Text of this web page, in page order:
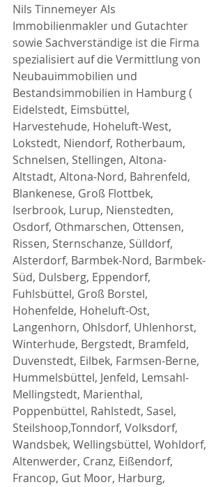
Nils Tinnemeyer Als
Immobilienmakler und Gutachter
sowie Sachverständige ist die Firma
spezialisiert auf die Vermittlung von
Neubauimmobilien und
Bestandsimmobilien in Hamburg (
Eidelstedt, Eimsbüttel,
Harvestehude, Hoheluft-West,
Lokstedt, Niendorf, Rotherbaum,
Schnelsen, Stellingen, Altona-
Altstadt, Altona-Nord, Bahrenfeld,
Blankenese, Groß Flottbek,
Iserbrook, Lurup, Nienstedten,
Osdorf, Othmarschen, Ottensen,
Rissen, Sternschanze, Sülldorf,
Alsterdorf, Barmbek-Nord, Barmbek-
Süd, Dulsberg, Eppendorf,
Fuhlsbüttel, Groß Borstel,
Hohenfelde, Hoheluft-Ost,
Langenhorn, Ohlsdorf, Uhlenhorst,
Winterhude, Bergstedt, Bramfeld,
Duvenstedt, Eilbek, Farmsen-Berne,
Hummelsbüttel, Jenfeld, Lemsahl-
Mellingstedt, Marienthal,
Poppenbüttel, Rahlstedt, Sasel,
Steilshoop,Tonndorf, Volksdorf,
Wandsbek, Wellingsbüttel, Wohldorf,
Altenwerder, Cranz, Eißendorf,
Francop, Gut Moor, Harburg,